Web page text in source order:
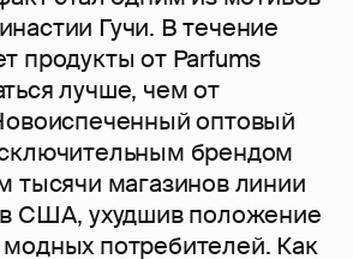
Гучи. В течение
продукты от Parfums
лучше, чем от
оптовый
брендом
тысячи магазинов линии
в США, ухудшив положение
потребителей. Как